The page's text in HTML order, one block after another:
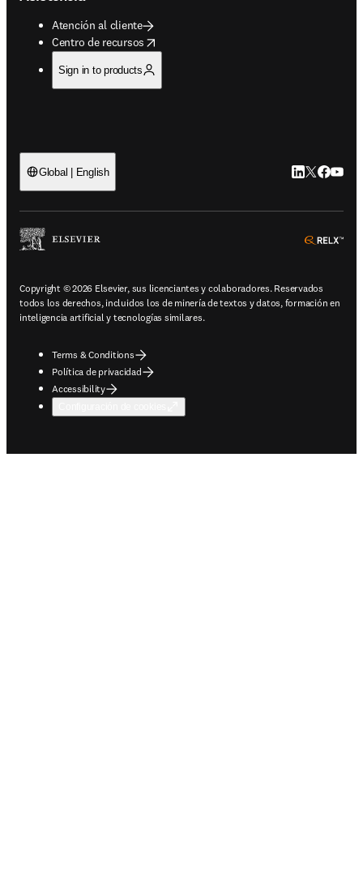
Atención al cliente
Centro de recursos
opens in new tab/window
Sign in to products
Global | English LinkedIn se
Twitter se
Copyright © 2026 Elsevier, sus licenciantes y colaboradores. Reservados
todos los derechos, incluidos los de minería de textos y datos, formación en
inteligencia artificial y tecnologías similares.
Terms & Conditions
Política de privacidad
Accessibility